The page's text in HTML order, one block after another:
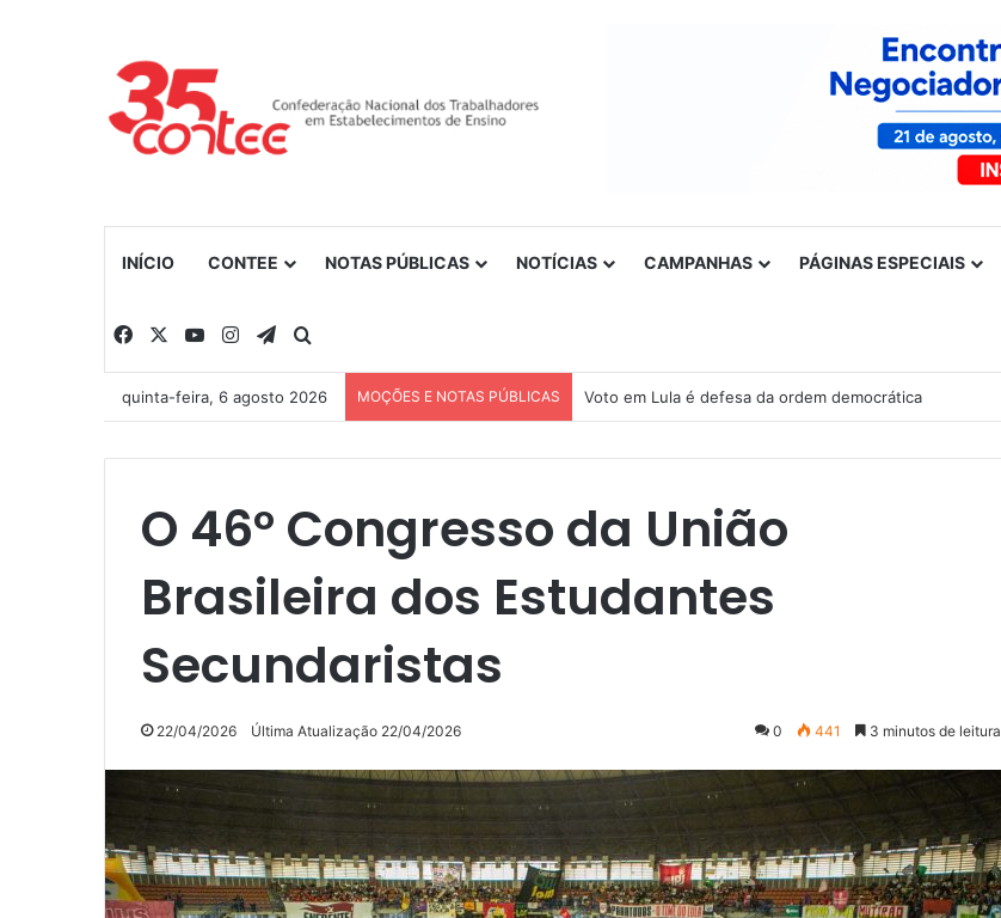
INÍCIO CONTEE NOTAS PÚBLICAS NOTÍCIAS CAMPANHAS PÁGINAS ESPECIAIS
Facebook YouTubeInstagramTelegram
quinta-feira, 6 agosto 2026 MOÇÕES E NOTAS PÚBLICAS Nota de solidariedade ao povo venezuelano
O 46º Congresso da União
Brasileira dos Estudantes
Secundaristas
22/04/2026 Última Atualização 22/04/2026 0 441 3 minutos de leitura